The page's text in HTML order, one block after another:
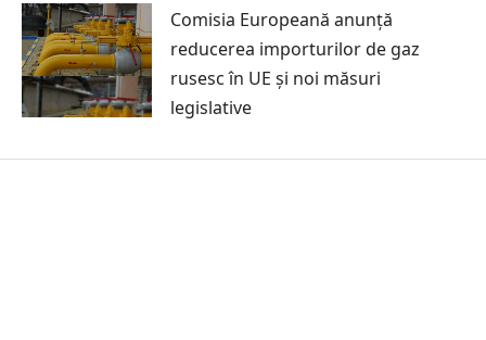
Comisia Europeană anunță
reducerea importurilor de gaz
rusesc în UE și noi măsuri
legislative